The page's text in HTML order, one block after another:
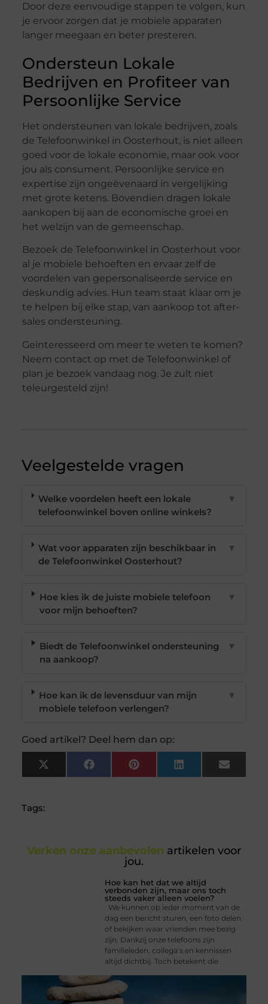
Door deze eenvoudige stappen te volgen, kun
je ervoor zorgen dat je mobiele apparaten
langer meegaan en beter presteren.
Ondersteun Lokale
Bedrijven en Profiteer van
Persoonlijke Service
Het ondersteunen van lokale bedrijven, zoals
de Telefoonwinkel in Oosterhout, is niet alleen
goed voor de lokale economie, maar ook voor
jou als consument. Persoonlijke service en
expertise zijn ongeëvenaard in vergelijking
met grote ketens. Bovendien dragen lokale
aankopen bij aan de economische groei en
het welzijn van de gemeenschap.
Bezoek de Telefoonwinkel in Oosterhout voor
al je mobiele behoeften en ervaar zelf de
voordelen van gepersonaliseerde service en
deskundig advies. Hun team staat klaar om je
te helpen bij elke stap, van aankoop tot after-
sales ondersteuning.
Geïnteresseerd om meer te weten te komen?
Neem contact op met de Telefoonwinkel of
plan je bezoek vandaag nog. Je zult niet
teleurgesteld zijn!
Veelgestelde vragen
Welke voordelen heeft een lokale
telefoonwinkel boven online winkels?
▼
Wat voor apparaten zijn beschikbaar in
de Telefoonwinkel Oosterhout?
▼
Hoe kies ik de juiste mobiele telefoon
voor mijn behoeften?
▼
Biedt de Telefoonwinkel ondersteuning
na aankoop?
▼
Hoe kan ik de levensduur van mijn
mobiele telefoon verlengen?
▼
Goed artikel? Deel hem dan op:
X
(Twitter)
FacebookPinterest LinkedIn Email
Tags:
Verken onze aanbevolen artikelen voor
jou.
Hoe kan het dat we altijd
verbonden zijn, maar ons toch
steeds vaker alleen voelen?
We kunnen op ieder moment van de
dag een bericht sturen, een foto delen
of bekijken waar vrienden mee bezig
zijn. Dankzij onze telefoons zijn
familieleden, collega’s en kennissen
altijd dichtbij. Toch betekent die